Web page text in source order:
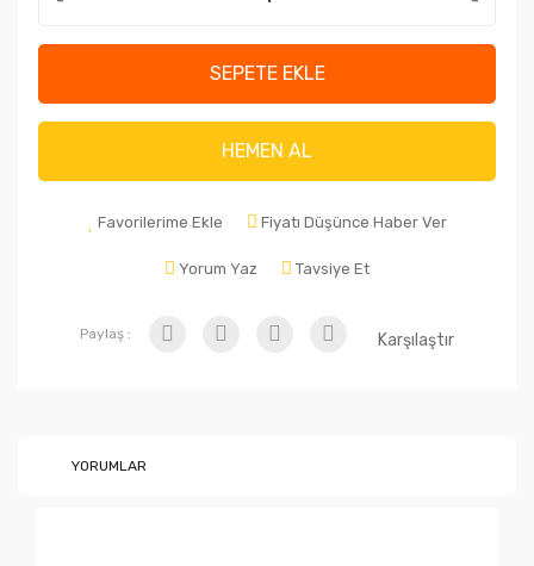
SEPETE EKLE
HEMEN AL
Favorilerime Ekle Fiyatı Düşünce Haber Ver
Yorum Yaz Tavsiye Et
Paylaş : Karşılaştır
YORUMLAR